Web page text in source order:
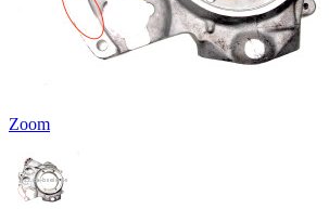
Zoom